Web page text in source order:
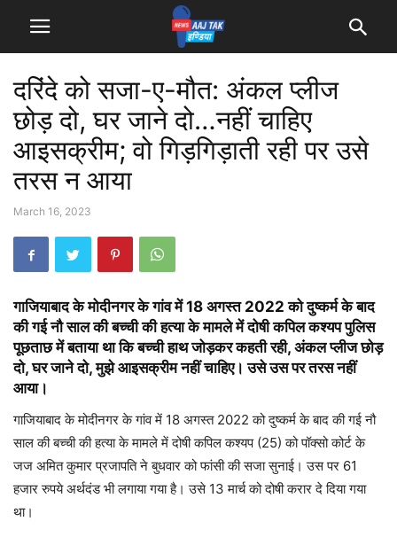
दरिंदे को सजा-ए-मौत: अंकल प्लीज
छोड़ दो, घर जाने दो…नहीं चाहिए
आइसक्रीम; वो गिड़गिड़ाती रही पर उसे
तरस न आया
March 16, 2023
गाजियाबाद के मोदीनगर के गांव में 18 अगस्त 2022 को दुष्कर्म के बाद
की गई नौ साल की बच्ची की हत्या के मामले में दोषी कपिल कश्यप पुलिस
पूछताछ में बताया था कि बच्ची हाथ जोड़कर कहती रही, अंकल प्लीज छोड़
दो, घर जाने दो, मुझे आइसक्रीम नहीं चाहिए। उसे उस पर तरस नहीं
आया।
गाजियाबाद के मोदीनगर के गांव में 18 अगस्त 2022 को दुष्कर्म के बाद की गई नौ
साल की बच्ची की हत्या के मामले में दोषी कपिल कश्यप (25) को पॉक्सो कोर्ट के
जज अमित कुमार प्रजापति ने बुधवार को फांसी की सजा सुनाई। उस पर 61
हजार रुपये अर्थदंड भी लगाया गया है। उसे 13 मार्च को दोषी करार दे दिया गया
था।